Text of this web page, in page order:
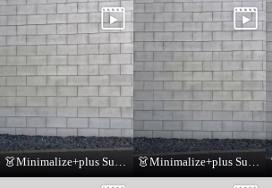
ッシュな フーディージャケット
¥0
ブラック Ｓ
¥0